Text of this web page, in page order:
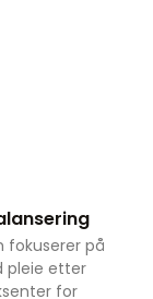
fokuserer på
pleie etter
for